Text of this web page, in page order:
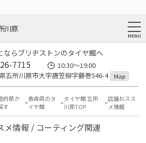
川原
ならブリヂストンのタイヤ館へ
7715
10:30～19:00
五所川原市大字唐笠柳字藤巻546-4
Map
府県か
す
青森県のタ
イヤ館
タイヤ館 五所
川原TOP
店舗おスス
メ情報
メ情報 / コーティング関連